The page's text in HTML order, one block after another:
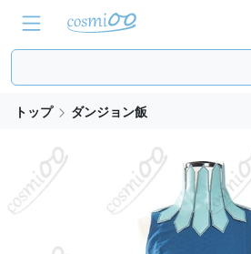
トップ ダンジョン飯